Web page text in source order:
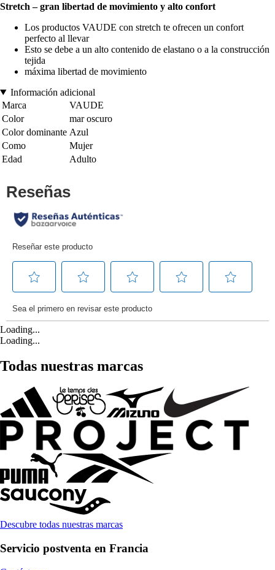
Stretch – gran libertad de movimiento y alto confort
Los productos VAUDE con stretch te ofrecen un confort
perfecto al llevar
Esto se debe a un alto contenido de elastano o a la construcción
tejida
máxima libertad de movimiento
Información adicional
Marca
VAUDE
Color
mar oscuro
Color dominante Azul
Como
Mujer
Edad
Adulto
Loading...
Loading...
Todas nuestras marcas
Descubre todas nuestras marcas
Servicio postventa en Francia